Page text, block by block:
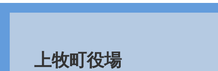
上牧町役場